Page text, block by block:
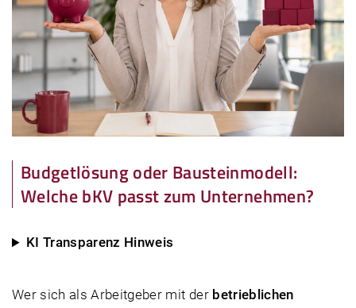
Budgetlösung oder Bausteinmodell:
Welche bKV passt zum Unternehmen?
KI Transparenz Hinweis
Wer sich als Arbeitgeber mit der betrieblichen